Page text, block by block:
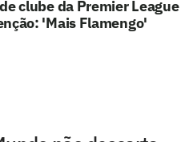
clube da Premier League
'Mais Flamengo'